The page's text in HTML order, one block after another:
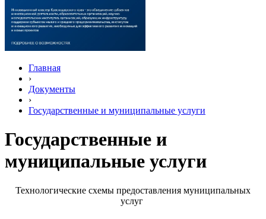
Главная
›
Документы
›
Государственные и муниципальные услуги
Государственные и
муниципальные услуги
Технологические схемы предоставления муниципальных
услуг